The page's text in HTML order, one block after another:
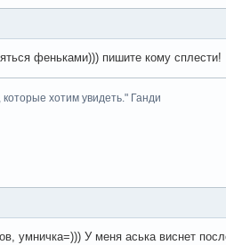
феньками))) пишите кому сплести!
хотим увидеть." Ганди
умничка=))) У меня аська виснет